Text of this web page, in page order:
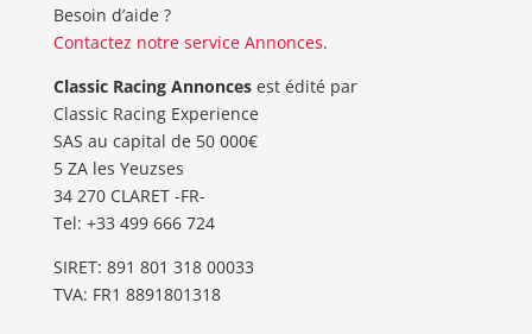
Besoin d’aide ?
Contactez notre service Annonces.
Classic Racing Annoncesest édité par
Classic Racing Experience
SAS au capital de 50 000€
5 ZA les Yeuzses
34 270 CLARET -FR-
Tel: ‭+33 499 666 724‬
SIRET: 891 801 318 00033
TVA: FR1 8891801318